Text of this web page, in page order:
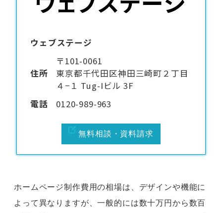
ウェブステージ
住所
〒101-0061
東京都千代田区神田三崎町２丁目
４−１ Tug-Iビル 3F
電話
0120-989-963
無料相談・資料請求
ホームページ制作費用の相場は、デザインや機能に
よって異なりますが、一般的には数十万円から数百